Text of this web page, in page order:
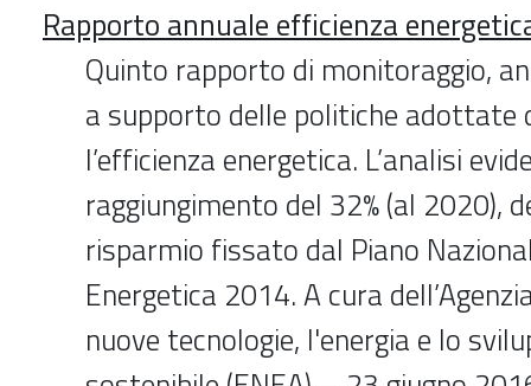
Rapporto annuale efficienza
Quinto rapporto di monitoraggio,
a supporto delle politiche adottate
l’efficienza energetica. L’analisi
raggiungimento del 32% (al 2020),
risparmio fissato dal Piano
Energetica 2014. A cura
nuove tecnologie, l'energia e lo